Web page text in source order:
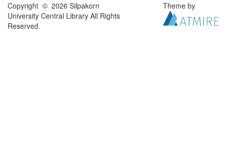
Copyright © 2026 Silpakorn
University Central Library All Rights
Reserved.
Theme by